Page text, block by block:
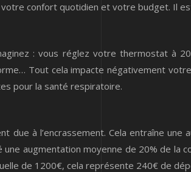
confort quotidien et votre budget. Il
: vous réglez votre thermostat à
Tout cela impacte négativement
pour la santé respiratoire.
à l’encrassement. Cela entraîne
augmentation moyenne de 20% de la
de 1200€, cela représente 240€ de